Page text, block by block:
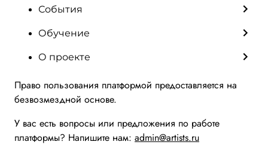
События
Обучение
О проекте
Право пользования платформой предоставляется на
безвозмездной основе.
У вас есть вопросы или предложения по работе
платформы? Напишите нам: admin@artists.ru